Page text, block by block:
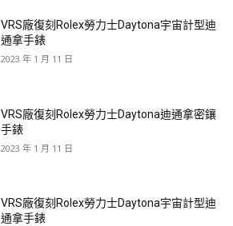
VRS廠復刻Rolex勞力士Daytona宇宙計型迪
通拿手錶
2023 年 1 月 11 日
VRS廠復刻Rolex勞力士Daytona迪通拿密鑲
手錶
2023 年 1 月 11 日
VRS廠復刻Rolex勞力士Daytona宇宙計型迪
通拿手錶